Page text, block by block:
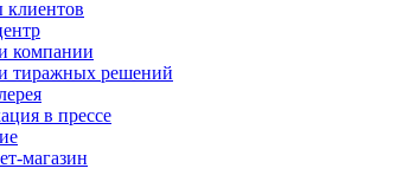
компании
тиражных решений
в прессе
магазин